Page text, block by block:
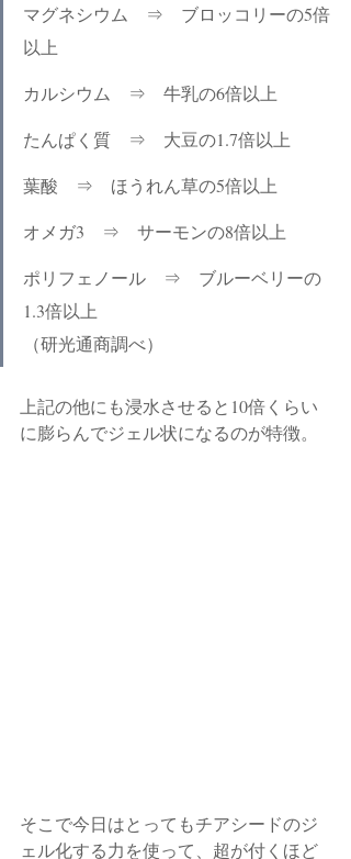
マグネシウム　⇒　ブロッコリーの5倍
以上
カルシウム　⇒　牛乳の6倍以上
たんぱく質　⇒　大豆の1.7倍以上
葉酸　⇒　ほうれん草の5倍以上
オメガ3　⇒　サーモンの8倍以上
ポリフェノール　⇒　ブルーベリーの
1.3倍以上
（研光通商調べ）
上記の他にも浸水させると10倍くらい
に膨らんでジェル状になるのが特徴。
そこで今日はとってもチアシードのジ
ェル化する力を使って、超が付くほど